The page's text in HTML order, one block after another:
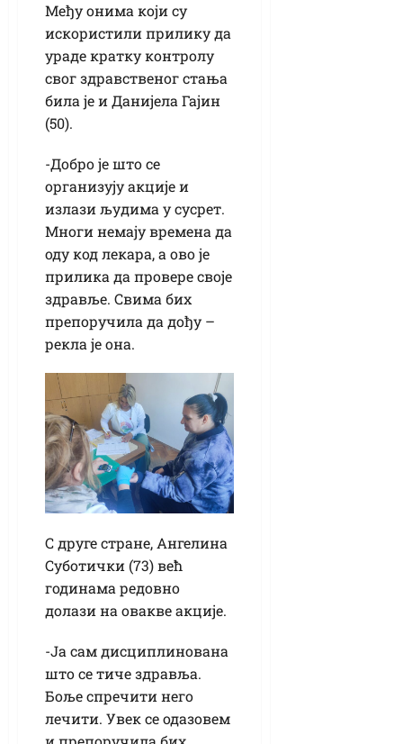
Међу онима који су
искористили прилику да
ураде кратку контролу
свог здравственог стања
била је и Данијела Гајин
(50).
-Добро је што се
организују акције и
излази људима у сусрет.
Многи немају времена да
оду код лекара, а ово је
прилика да провере своје
здравље. Свима бих
препоручила да дођу –
рекла је она.
С друге стране, Ангелина
Суботички (73) већ
годинама редовно
долази на овакве акције.
-Ја сам дисциплинована
што се тиче здравља.
Боље спречити него
лечити. Увек се одазовем